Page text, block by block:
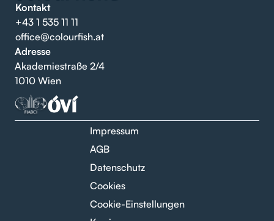
Kontakt
+43 1 535 11 11
office@colourfish.at
Adresse
Akademiestraße 2/4
1010 Wien
Impressum
AGB
Datenschutz
Cookies
Cookie-Einstellungen